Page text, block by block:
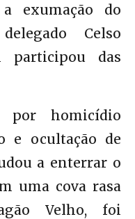
exumação do
Celso
participou das
por homicídio
e ocultação de
a enterrar o
uma cova rasa
Velho, foi